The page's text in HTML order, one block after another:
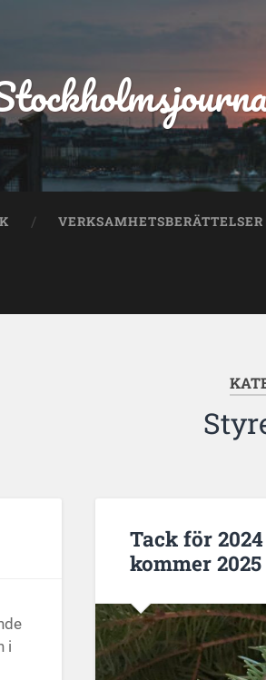
VERKSAMHETSBERÄTTELSER
i
Tack för
kommer 2025